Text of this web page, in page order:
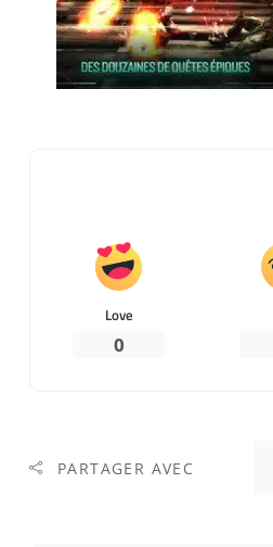
Love
0
PARTAGER AVEC